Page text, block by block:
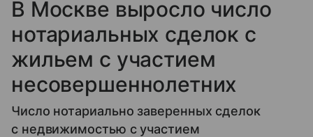
В Москве выросло число
нотариальных сделок с
жильем с участием
несовершеннолетних
Число нотариально заверенных сделок
с недвижимостью с участием